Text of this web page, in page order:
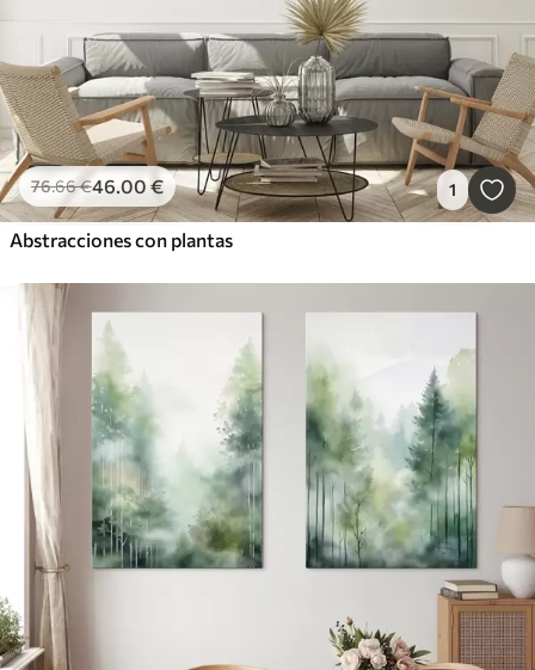
76.66€46.00 € 1
Abstracciones con plantas